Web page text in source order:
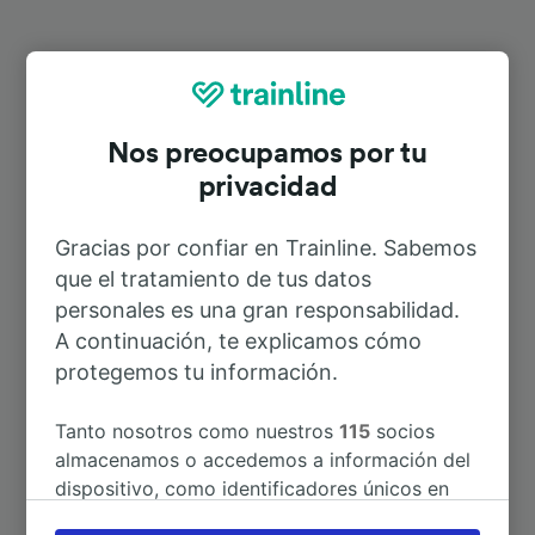
Rutas más populares desde Namps-
A Amiens
A Le Tréport 1h 31min
A Amberes 4h 49min
Nos preocupamos por tu
privacidad
Gracias por confiar en Trainline. Sabemos
que el tratamiento de tus datos
personales es una gran responsabilidad.
A continuación, te explicamos cómo
protegemos tu información.
Tanto nosotros como nuestros115 socios
almacenamos o accedemos a información del
dispositivo, como identificadores únicos en